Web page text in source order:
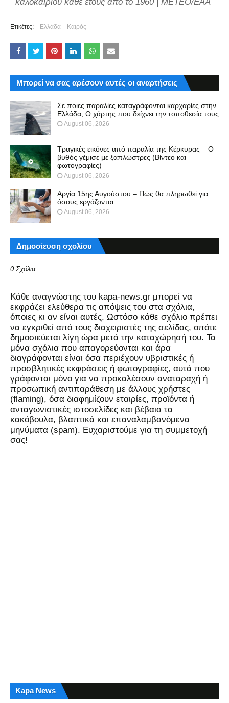
Ετικέτες: Ελλάδα Καιρός
Μπορεί να σας αρέσουν αυτές οι αναρτήσεις
Σε ποιες παραλίες καταγράφονται καρχαρίες στην
Ελλάδα; Ο χάρτης που δείχνει την τοποθεσία τους
August 06, 2026
Τραγικές εικόνες από παραλία της Κέρκυρας – Ο
βυθός γέμισε με ξαπλώστρες (Βίντεο και
φωτογραφίες)
August 06, 2026
Αργία 15ης Αυγούστου – Πώς θα πληρωθεί για
όσους εργάζονται
August 06, 2026
Δημοσίευση σχολίου
0 Σχόλια
Kάθε αναγνώστης του kapa-news.gr μπορεί να
εκφράζει ελεύθερα τις απόψεις του στα σχόλια,
όποιες κι αν είναι αυτές. Ωστόσο κάθε σχόλιο πρέπει
να εγκριθεί από τους διαχειριστές της σελίδας, οπότε
δημοσιεύεται λίγη ώρα μετά την καταχώρησή του. Τα
μόνα σχόλια που απαγορεύονται και άρα
διαγράφονται είναι όσα περιέχουν υβριστικές ή
προσβλητικές εκφράσεις ή φωτογραφίες, αυτά που
γράφονται μόνο για να προκαλέσουν αναταραχή ή
προσωπική αντιπαράθεση με άλλους χρήστες
(flaming), όσα διαφημίζουν εταιρίες, προϊόντα ή
ανταγωνιστικές ιστοσελίδες και βέβαια τα
κακόβουλα, βλαπτικά και επαναλαμβανόμενα
μηνύματα (spam). Ευχαριστούμε για τη συμμετοχή
σας!
Kapa News